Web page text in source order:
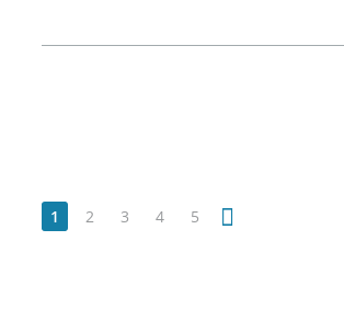
1 2 3 4 5